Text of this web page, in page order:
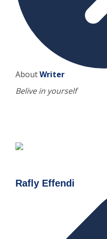
AboutWriter
Belive in yourself
Rafly Effendi